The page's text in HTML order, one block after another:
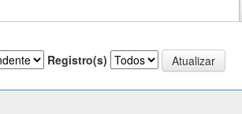
Registro(s)